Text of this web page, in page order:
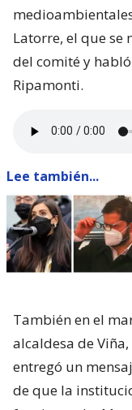
Latorre, el que se
del comité y
Ripamonti.
Lee también...
También en el
alcaldesa de
entregó un
de que la